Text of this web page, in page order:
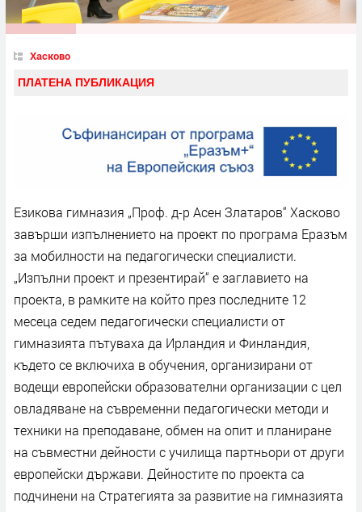
Хасково
ПЛАТЕНА ПУБЛИКАЦИЯ
Езикова гимназия „Проф. д-р Асен Златаров“ Хасково
завърши изпълнението на проект по програма Еразъм
за мобилности на педагогически специалисти.
„Изпълни проект и презентирай“ е заглавието на
проекта, в рамките на който през последните 12
месеца седем педагогически специалисти от
гимназията пътуваха да Ирландия и Финландия,
където се включиха в обучения, организирани от
водещи европейски образователни организации с цел
овладяване на съвременни педагогически методи и
техники на преподаване, обмен на опит и планиране
на съвместни дейности с училища партньори от други
европейски държави. Дейностите по проекта са
подчинени на Стратегията за развитие на гимназията